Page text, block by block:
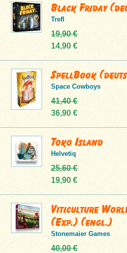
Black Friday
Trefl
19,90 €
14,90 €
SpellBook
Space Cowboys
41,40 €
36,90 €
Toko Island
Helvetiq
25,60 €
19,90 €
Viticulture
(Exp.) (engl.)
Stonemaier Games
40,00 €